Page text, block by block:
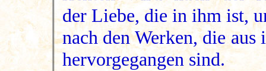
der Liebe, die in ihm ist,
nach den Werken, die aus
hervorgegangen sind.